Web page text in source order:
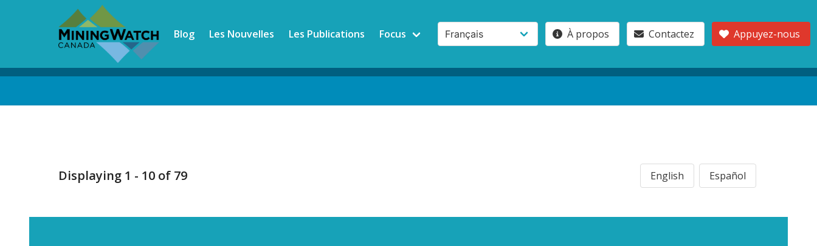
Blog Les Nouvelles Les Publications Focus À propos Contactez Appuyez-nous
Displaying 1 - 10 of 79 English Español